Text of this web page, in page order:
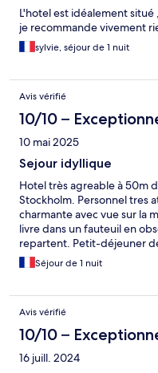
L'hotel est idéalement
je recommande vivement
sylvie, séjour de 1 nuit
Avis vérifié
10/10 –
10 mai 2025
Sejour idyllique
Hotel très agreable à 50m
Stockholm. Personnel tres
charmante avec vue sur la
livre dans un fauteuil en
repartent. Petit-déjeuner
avec vue sur la mer.
Séjour de 1 nuit
Avis vérifié
10/10 –
16 juill. 2024